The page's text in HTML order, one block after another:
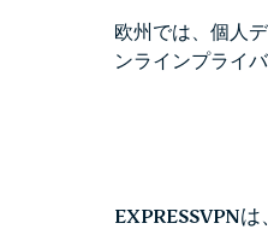
欧州では、個人
ンラインプライ
EXPRESSVPN